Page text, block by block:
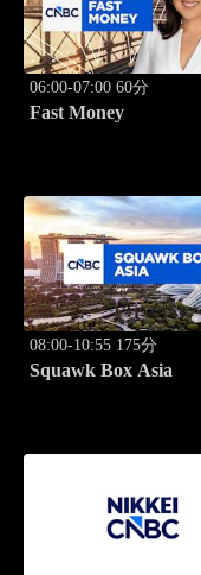
06:00-07:00 60分
Fast Money
08:00-10:55 175分
Squawk Box Asia